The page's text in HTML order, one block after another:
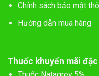
Chính sách bảo mật
Hướng dẫn mua hàng
Thuốc khuyến mãi